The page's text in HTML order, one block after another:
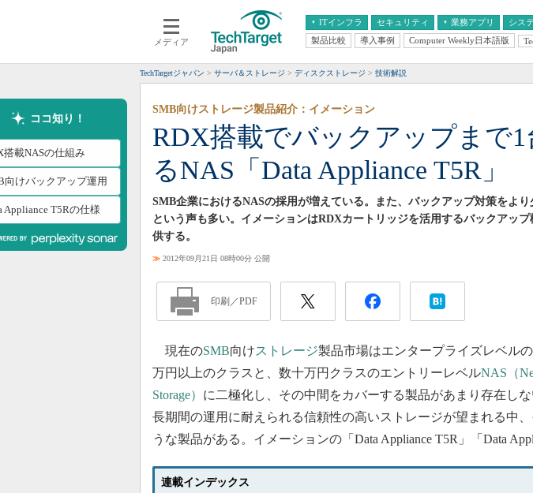
メディア
ITインフラ
クラウド
スマートモバイル
ネットワーク
システム運用管理
セキュリティ 業務アプリ
エンタープライズAI
ERP
CX
情報系システム
シス
経営とIT 医療IT
製品比較 導入事例 Computer Weekly日本語版
TechTargetジャパン サーバ＆ストレージ ディスクストレージ 技術解説
ココ知り！
搭載NASの仕組み
向けバックアップ運用
Appliance T5Rの仕様
RDX搭載でバックアップまで1
るNAS「Data Appliance T5R」
SMB向けストレージ製品紹介：イメーション
SMB企業におけるNASの採用が増えている。また、バックアップ対策をよ
という声も多い。イメーションはRDXカートリッジを活用するバックアッ
供する。
≫ 2012年09月21日 08時00分 公開
印刷／PDF
現在のSMB向けストレージ製品市場はエンタープライズレベル
万円以上のクラスと、数十万円クラスのエントリーレベルNAS（
Storage） に二極化し、その中間をカバーする製品があまり存在し
長期間の運用に耐えられる信頼性の高いストレージが望まれる中
うな製品がある。イメーションの「Data Appliance T5R」「Data
連載インデックス